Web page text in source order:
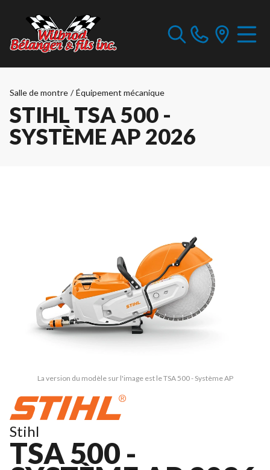
Salle de montre / Équipement mécanique
STIHL TSA 500 -
SYSTÈME AP 2026
La version du modèle sur l'image est le TSA 500 - Système AP
Stihl
TSA 500 -